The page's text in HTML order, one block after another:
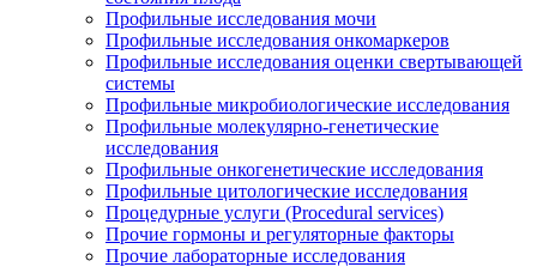
Профильные исследования мочи
Профильные исследования онкомаркеров
Профильные исследования оценки свертывающей
системы
Профильные микробиологические исследования
Профильные молекулярно-генетические
исследования
Профильные онкогенетические исследования
Профильные цитологические исследования
Процедурные услуги (Procedural services)
Прочие гормоны и регуляторные факторы
Прочие лабораторные исследования